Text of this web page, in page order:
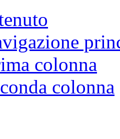
colonna
colonna